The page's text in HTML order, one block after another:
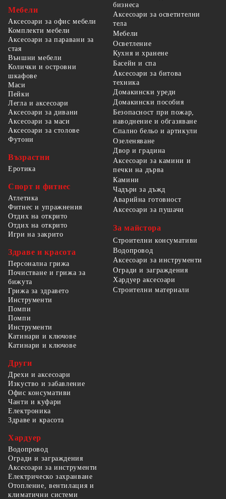
Мебели
Аксесоари за офис мебели
Комплекти мебели
Аксесоари за паравани за
стая
Външни мебели
Колички и островни
шкафове
Маси
Пейки
Легла и аксесоари
Аксесоари за дивани
Аксесоари за маси
Аксесоари за столове
Футони
Възрастни
Еротика
Спорт и фитнес
Атлетика
Фитнес и упражнения
Отдих на открито
Отдих на открито
Игри на закрито
Здраве и красота
Персонална грижа
Почистване и грижа за
бижута
Грижа за здравето
бизнеса
Аксесоари за осветителни
тела
Мебели
Осветление
Кухня и хранене
Басейн и спа
Аксесоари за битова
техника
Домакински уреди
Домакински пособия
Безопасност при пожар,
наводнение и обгазяване
Спално бельо и артикули
Озеленяване
Двор и градина
Аксесоари за камини и
печки на дърва
Камини
Чадъри за дъжд
Аварийна готовност
Аксесоари за пушачи
За майстора
Строителни консумативи
Водопровод
Аксесоари за инструменти
Огради и заграждения
Хардуер аксесоари
Строителни материали
Инструменти
Помпи
Помпи
Инструменти
Катинари и ключове
Катинари и ключове
Други
Дрехи и аксесоари
Изкуство и забавление
Офис консумативи
Чанти и куфари
Електроника
Здраве и красота
Хардуер
Водопровод
Огради и заграждения
Аксесоари за инструменти
Електрическо захранване
Отопление, вентилация и
климатични системи